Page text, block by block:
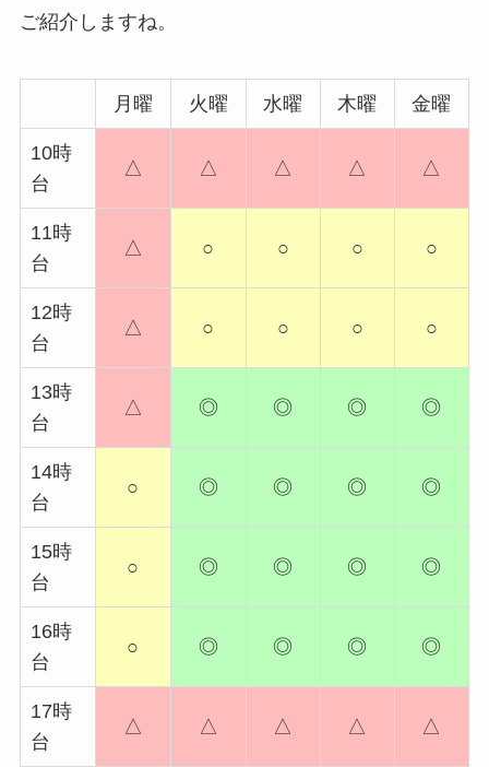
ご紹介しますね。
月曜 火曜 水曜 木曜 金曜
10時
台
△ △ △ △ △
11時
台
△ ○ ○ ○ ○
12時
台
△ ○ ○ ○ ○
13時
台
△ ◎ ◎ ◎ ◎
14時
台
○ ◎ ◎ ◎ ◎
15時
台
○ ◎ ◎ ◎ ◎
16時
台
○ ◎ ◎ ◎ ◎
17時
台
△ △ △ △ △